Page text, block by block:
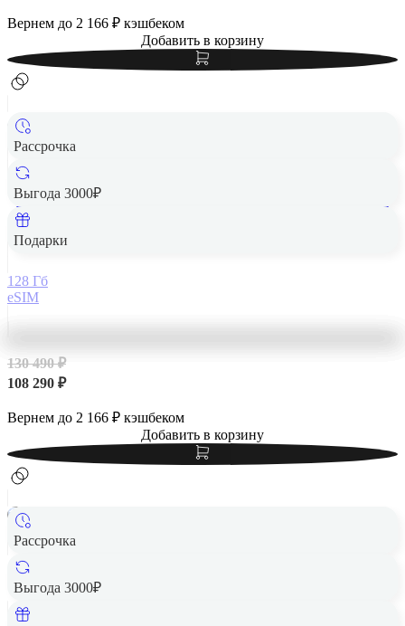
Вернем до 2 166 ₽ кэшбеком
Добавить в корзину
Рассрочка
Выгода 3000₽
Подарки
Apple iPhone 14 Pro Max 128Gb eSIM Deep Purple, темно-
128 Гб
eSIM
130 490 ₽
108 290 ₽
Вернем до 2 166 ₽ кэшбеком
Добавить в корзину
Рассрочка
Выгода 3000₽
Apple iPhone 14 Pro Max 128Gb eSIM Silver, серебристый